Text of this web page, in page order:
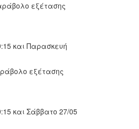
εξέτασης
και Παρασκευή
εξέτασης
και Σάββατο 27/05